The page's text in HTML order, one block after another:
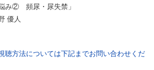
み② 頻尿・尿失禁」
優人
聴方法については下記までお問い合わせくだ